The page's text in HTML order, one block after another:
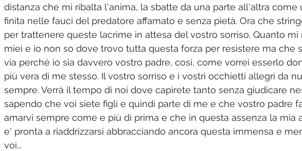
distanza che mi ribalta l'anima, la sbatte da una parte all'altra come
finita nelle fauci del predatore affamato e senza pietà. Ora che
per trattenere queste lacrime in attesa del vostro sorriso. Quanto
miei e io non so dove trovo tutta questa forza per resistere ma che
via perchè io sia davvero vostro padre, così, come vorrei esserlo
più vera di me stesso. Il vostro sorriso e i vostri occhietti allegri da
sempre. Verrà il tempo di noi dove capirete tanto senza giudicare
sapendo che voi siete figli e quindi parte di me e che vostro padre
amarvi sempre come e più di prima e che in questa assenza la mia
e' pronta a riaddrizzarsi abbracciando ancora questa immensa e
voi...